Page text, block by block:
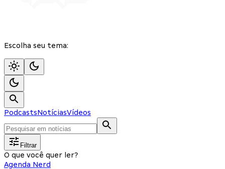
Escolha seu tema:
PodcastsNotíciasVídeos
Filtrar
O que você quer ler?
Agenda Nerd